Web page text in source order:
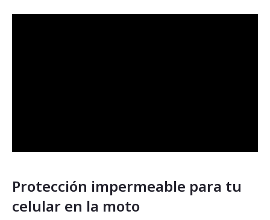
Protección impermeable para tu
celular en la moto